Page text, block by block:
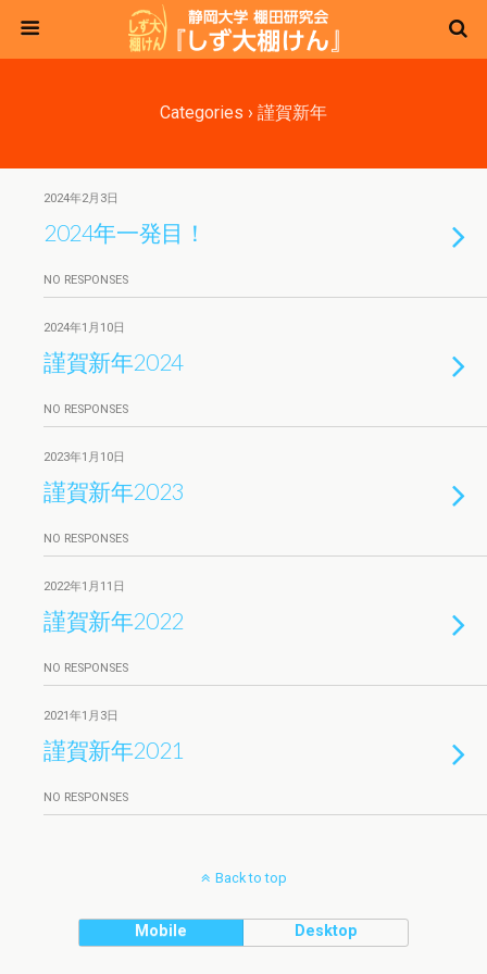
Categories › 謹賀新年
2024年2月3日
2024年一発目！
NO RESPONSES
2024年1月10日
謹賀新年2024
NO RESPONSES
2023年1月10日
謹賀新年2023
NO RESPONSES
2022年1月11日
謹賀新年2022
NO RESPONSES
2021年1月3日
謹賀新年2021
NO RESPONSES
Back to top
Mobile Desktop